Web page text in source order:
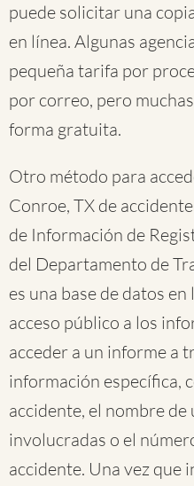
puede solicitar una
en línea. Algunas
pequeña tarifa por
por correo, pero
forma gratuita.
Otro método para
Conroe, TX de
de Información de
del Departamento de
es una base de datos
acceso público a los
acceder a un informe a
información específica,
accidente, el nombre de
involucradas o el
accidente. Una vez que